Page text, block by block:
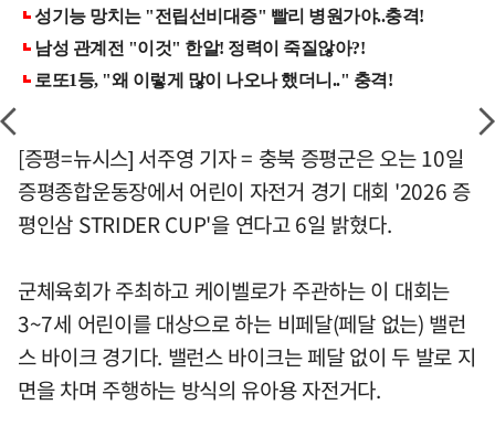
[증평=뉴시스] 서주영 기자 = 충북 증평군은 오는 10일
증평종합운동장에서 어린이 자전거 경기 대회 '2026 증
평인삼 STRIDER CUP'을 연다고 6일 밝혔다.
군체육회가 주최하고 케이벨로가 주관하는 이 대회는
3~7세 어린이를 대상으로 하는 비페달(페달 없는) 밸런
스 바이크 경기다. 밸런스 바이크는 페달 없이 두 발로 지
면을 차며 주행하는 방식의 유아용 자전거다.